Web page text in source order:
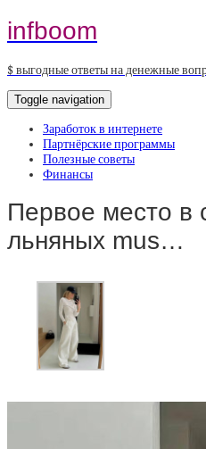
infboom
$ выгодные ответы на денежные
Toggle navigation
Заработок в интернете
Партнёрские программы
Полезные советы
Финансы
Первое место в
льняных mus…